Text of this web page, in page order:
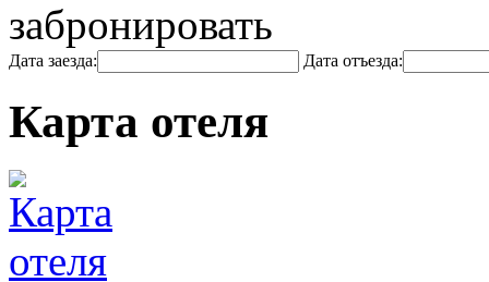
забронировать
Дата заезда: Дата отъезда:
Карта отеля